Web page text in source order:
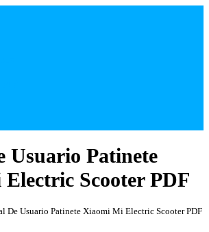
Usuario Patinete
Scooter PDF
De Usuario Patinete Xiaomi Mi Electric Scooter PDF